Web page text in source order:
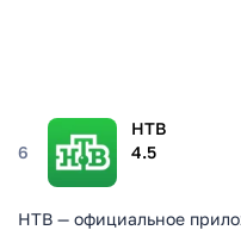
6
НТВ
4.5
НТВ — официальное